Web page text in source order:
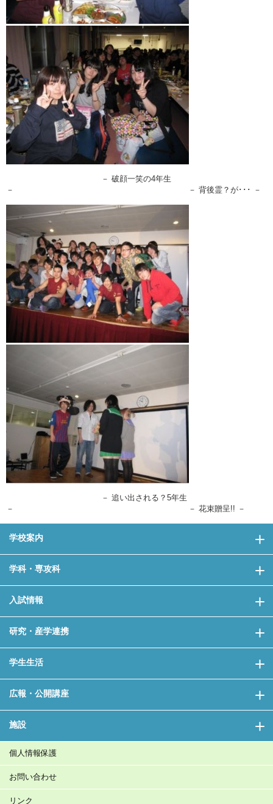
－ 破顔一笑の4年生
－ － 背後霊？が･･･ －
－ 追い出される？5年生
－ － 花束贈呈!! －
学校案内
学科・専攻科
入試情報
研究・産学連携
学生生活
広報・公開講座
施設
個人情報保護
お問い合わせ
リンク